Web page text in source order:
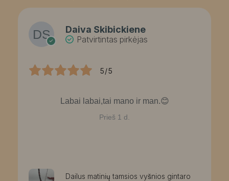
Daiva Skibickiene
Patvirtintas pirkėjas
5/5
Labai labai,tai mano ir man.😊
Prieš 1 d.
Dailus matinių tamsios vyšnios gintaro